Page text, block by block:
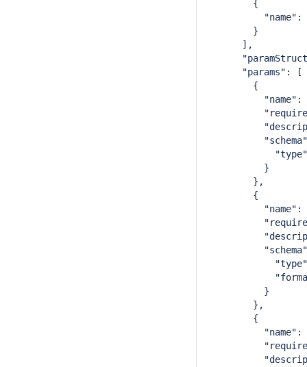
{
"name":
}
],
"params": [
{
"name":
"description":
"type":
}
},
{
"name":
"description":
"type":
}
},
{
"name":
"description":